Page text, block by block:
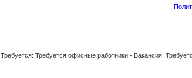
Требуется: Требуется офисные работники - Вакансия: